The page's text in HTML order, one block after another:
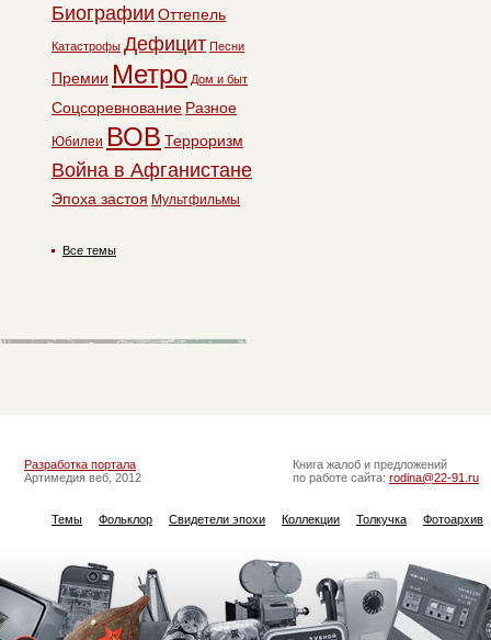
Биографии Оттепель
Катастрофы Дефицит Песни
Премии Метро Дом и быт
Соцсоревнование Разное
Юбилеи ВОВ Терроризм
Война в Афганистане
Эпоха застоя Мультфильмы
Все темы
Разработка портала
Артимедия веб, 2012
Книга жалоб и предложений
по работе сайта: rodina@22-91.ru
Темы Фольклор Свидетели эпохи Коллекции Толкучка Фотоархив